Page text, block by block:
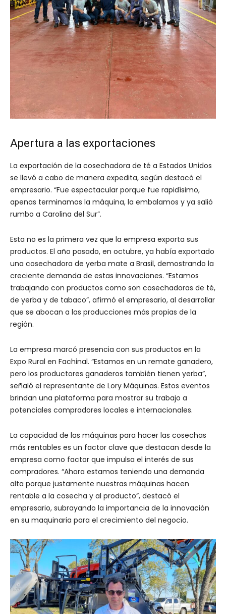
Apertura a las exportaciones
La exportación de la cosechadora de té a Estados Unidos
se llevó a cabo de manera expedita, según destacó el
empresario. “Fue espectacular porque fue rapidísimo,
apenas terminamos la máquina, la embalamos y ya salió
rumbo a Carolina del Sur”.
Esta no es la primera vez que la empresa exporta sus
productos. El año pasado, en octubre, ya había exportado
una cosechadora de yerba mate a Brasil, demostrando la
creciente demanda de estas innovaciones. “Estamos
trabajando con productos como son cosechadoras de té,
de yerba y de tabaco”, afirmó el empresario, al desarrollar
que se abocan a las producciones más propias de la
región.
La empresa marcó presencia con sus productos en la
Expo Rural en Fachinal. “Estamos en un remate ganadero,
pero los productores ganaderos también tienen yerba”,
señaló el representante de Lory Máquinas. Estos eventos
brindan una plataforma para mostrar su trabajo a
potenciales compradores locales e internacionales.
La capacidad de las máquinas para hacer las cosechas
más rentables es un factor clave que destacan desde la
empresa como factor que impulsa el interés de sus
compradores. “Ahora estamos teniendo una demanda
alta porque justamente nuestras máquinas hacen
rentable a la cosecha y al producto”, destacó el
empresario, subrayando la importancia de la innovación
en su maquinaria para el crecimiento del negocio.